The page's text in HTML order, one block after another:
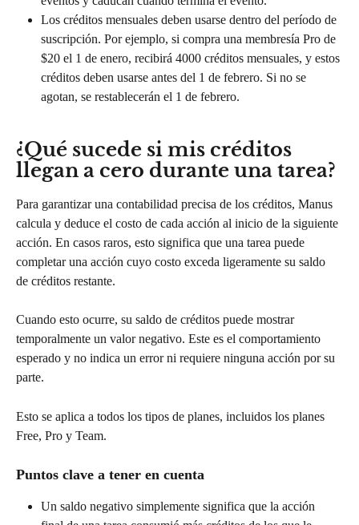
Los créditos mensuales deben usarse dentro del período de
suscripción. Por ejemplo, si compra una membresía Pro de
$20 el 1 de enero, recibirá 4000 créditos mensuales, y estos
créditos deben usarse antes del 1 de febrero. Si no se
agotan, se restablecerán el 1 de febrero.
¿Qué sucede si mis créditos
llegan a cero durante una tarea?
Para garantizar una contabilidad precisa de los créditos, Manus
calcula y deduce el costo de cada acción al inicio de la siguiente
acción. En casos raros, esto significa que una tarea puede
completar una acción cuyo costo exceda ligeramente su saldo
de créditos restante.
Cuando esto ocurre, su saldo de créditos puede mostrar
temporalmente un valor negativo. Este es el comportamiento
esperado y no indica un error ni requiere ninguna acción por su
parte.
Esto se aplica a todos los tipos de planes, incluidos los planes
Free, Pro y Team.
Puntos clave a tener en cuenta
Un saldo negativo simplemente significa que la acción